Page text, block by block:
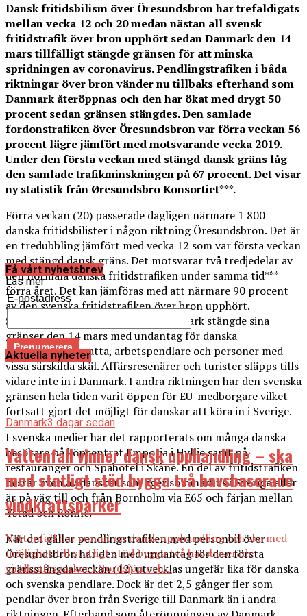
Dansk fritidsbilism över Öresundsbron har trefaldigats
mellan vecka 12 och 20 medan nästan all svensk
fritidstrafik över bron upphört sedan Danmark den 14
mars tillfälligt stängde gränsen för att minska
spridningen av coronavirus. Pendlingstrafiken i båda
riktningar över bron vänder nu tillbaks efterhand som
Danmark återöppnas och den har ökat med drygt 50
procent sedan gränsen stängdes. Den samlade
fordonstrafiken över Öresundsbron var förra veckan 56
procent lägre jämfört med motsvarande vecka 2019.
Under den första veckan med stängd dansk gräns låg
den samlade trafikminskningen på 67 procent.Det visar
ny statistik från Øresundsbro Konsortiet***.
Förra veckan (20) passerade dagligen närmare 1 800
danska fritidsbilister i någon riktning Öresundsbron. Det är
en tredubbling jämfört med vecka 12 som var första veckan
med stängd dansk gräns. Det motsvarar två tredjedelar av
den normala danska fritidstrafiken under samma tid***
förra året. Det kan jämföras med att närmare 90 procent
av den svenska fritidstrafiken över bron upphört.
Skillnaden i trafik beror på att Danmark stängde sina
gränser den 14 mars med undantag för danska
medborgare, bosatta, arbetspendlare och personer med
vissa särskilda skäl. Affärsresenärer och turister släpps tills
vidare inte in i Danmark. I andra riktningen har den svenska
gränsen hela tiden varit öppen för EU-medborgare vilket
fortsatt gjort det möjligt för danskar att köra in i Sverige.
I svenska medier har det rapporterats om många danska
besökare på köpcentrat Emporia i Hyllie samt på
restauranger och Spahotel i Skåne. En del av fritidstrafiken
består även av danskar som äger sommarhus i Sverige eller
är på väg till och från Bornholm via E65 och färjan mellan
Ystad och Rönne.
När det gäller pendlingstrafiken med personbil över
Öresundsbron har den med undantag för den första
gränsstängda veckan (12) utvecklas ungefär lika för danska
och svenska pendlare. Dock är det 2,5 gånger fler som
pendlar över bron från Sverige till Danmark än i andra
Läs mer
Få vårt nyhetsbrev
E-postadress
Aktuella nyheter
Danmark3 dagar sedan
Vattenfall vinner dansk upphandling – ska
med statligt stöd bygga två havsbaserade
vindkraftsparker
Vattenfall har vunnit en dansk upphandling och ska med
möjlighet till statligt stöd bygga två havsbaserade
vindkraftsparker i Nordsjön och...